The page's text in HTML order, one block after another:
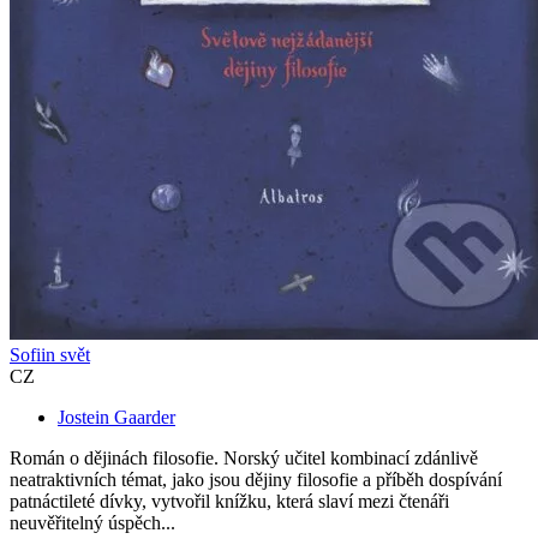
Sofiin svět
CZ
Jostein Gaarder
Román o dějinách filosofie. Norský učitel kombinací zdánlivě
neatraktivních témat, jako jsou dějiny filosofie a příběh dospívání
patnáctileté dívky, vytvořil knížku, která slaví mezi čtenáři
neuvěřitelný úspěch...